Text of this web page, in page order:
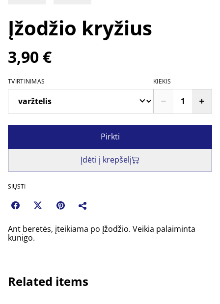
Įžodžio kryžius
3,90 €
TVIRTINIMAS KIEKIS
Pirkti
Įdėti į krepšelį
SIŲSTI
Ant beretės, įteikiama po Įžodžio. Veikia palaiminta
kunigo.
Related items